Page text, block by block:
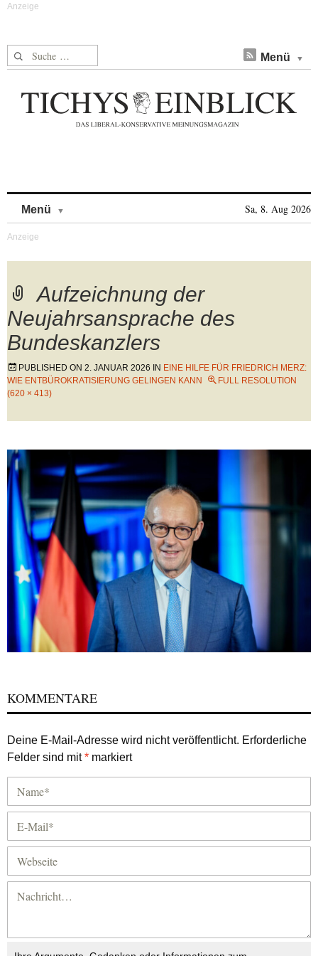
Suche nach: Menü
Menü Sa, 8. Aug 2026
Aufzeichnung der
Neujahrsansprache des
Bundeskanzlers
PUBLISHED ON 2. JANUAR 2026 IN EINE HILFE FÜR FRIEDRICH MERZ:
WIE ENTBÜROKRATISIERUNG GELINGEN KANN
FULL RESOLUTION
(620 × 413)
KOMMENTARE
Deine E-Mail-Adresse wird nicht veröffentlicht. Erforderliche
Felder sind mit* markiert